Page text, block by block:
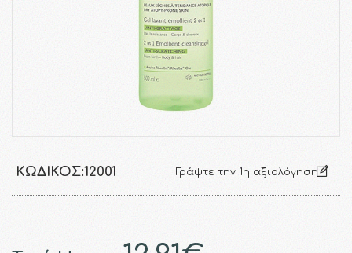
ΚΩΔΙΚΌΣ:12001 Γράψτε την 1η αξιολόγηση